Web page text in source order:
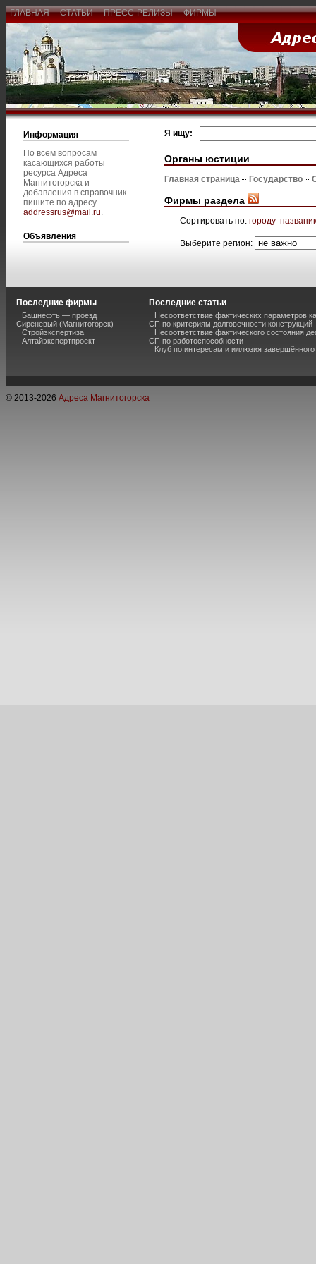
ГЛАВНАЯ СТАТЬИ ПРЕСС-РЕЛИЗЫ ФИРМЫ
Информация
По всем вопросам
касающихся работы
ресурса Адреса
Магнитогорска и
добавления в справочник
пишите по адресу
addressrus@mail.ru.
Объявления
Я ищу:
Органы юстиции
Главная страница Государство
Фирмы раздела
Сортировать по: городу
Выберите регион:
Последние фирмы
Башнефть — проезд
Сиреневый (Магнитогорск)
Стройэкспертиза
Алтайэкспертпроект
Последние статьи
Несоответствие фактических параметров
СП по критериям долговечности конструкций
Несоответствие фактического состояния
СП по работоспособности
Клуб по интересам и иллюзия
© 2013-2026 Адреса Магнитогорска